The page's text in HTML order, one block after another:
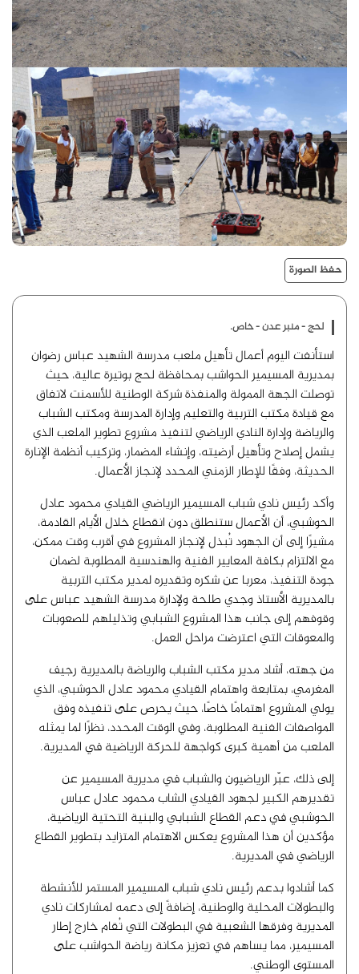
حفظ الصورة
لحج - منبر عدن - خاص.
استأنفت اليوم أعمال تأهيل ملعب مدرسة الشهيد عباس رضوان
بمديرية المسيمير الحواشب بمحافظة لحج بوتيرة عالية، حيث
توصلت الجهة الممولة والمنفذة شركة الوطنية للأسمنت لاتفاق
مع قيادة مكتب التربية والتعليم وإدارة المدرسة ومكتب الشباب
والرياضة وإدارة النادي الرياضي لتنفيذ مشروع تطوير الملعب الذي
يشمل إصلاح وتأهيل أرضيته، وإنشاء المضمار، وتركيب أنظمة الإنارة
الحديثة، وفقًا للإطار الزمني المحدد لإنجاز الأعمال.
وأكد رئيس نادي شباب المسيمير الرياضي القيادي محمود عادل
الحوشبي، أن الأعمال ستنطلق دون انقطاع خلال الأيام القادمة،
مشيرًا إلى أن الجهود تُبذل لإنجاز المشروع في أقرب وقت ممكن،
مع الالتزام بكافة المعايير الفنية والهندسية المطلوبة لضمان
جودة التنفيذ، معربا عن شكره وتقديره لمدير مكتب التربية
بالمديرية الأستاذ وجدي طلحة ولإدارة مدرسة الشهيد عباس على
وقوفهم إلى جانب هذا المشروع الشبابي وتذليلهم للصعوبات
والمعوقات التي اعترضت مراحل العمل.
من جهته، أشاد مدير مكتب الشباب والرياضة بالمديرية رجيف
المغرمي، بمتابعة واهتمام القيادي محمود عادل الحوشبي، الذي
يولي المشروع اهتمامًا خاصًا، حيث يحرص على تنفيذه وفق
المواصفات الفنية المطلوبة، وفي الوقت المحدد، نظرًا لما يمثله
الملعب من أهمية كبرى كواجهة للحركة الرياضية في المديرية.
إلى ذلك، عبّر الرياضيون والشباب في مديرية المسيمير عن
تقديرهم الكبير لجهود القيادي الشاب محمود عادل عباس
الحوشبي في دعم القطاع الشبابي والبنية التحتية الرياضية،
مؤكدين أن هذا المشروع يعكس الاهتمام المتزايد بتطوير القطاع
الرياضي في المديرية.
كما أشادوا بدعم رئيس نادي شباب المسيمير المستمر للأنشطة
والبطولات المحلية والوطنية، إضافةً إلى دعمه لمشاركات نادي
المديرية وفرقها الشعبية في البطولات التي تُقام خارج إطار
المسيمير، مما يساهم في تعزيز مكانة رياضة الحواشب على
المستوى الوطني.